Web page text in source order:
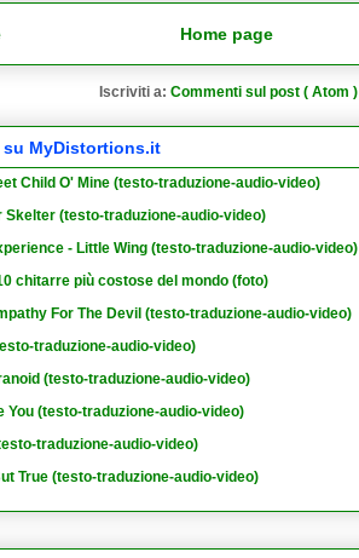
Home page
Iscriviti a: Commenti sul post ( Atom )
MyDistortions.it
Child O' Mine (testo-traduzione-audio-video)
Skelter (testo-traduzione-audio-video)
- Little Wing (testo-traduzione-audio-video)
chitarre più costose del mondo (foto)
For The Devil (testo-traduzione-audio-video)
traduzione-audio-video)
(testo-traduzione-audio-video)
You (testo-traduzione-audio-video)
traduzione-audio-video)
True (testo-traduzione-audio-video)